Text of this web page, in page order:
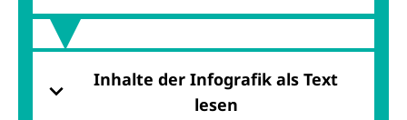
Inhalte der Infografik als Text
lesen